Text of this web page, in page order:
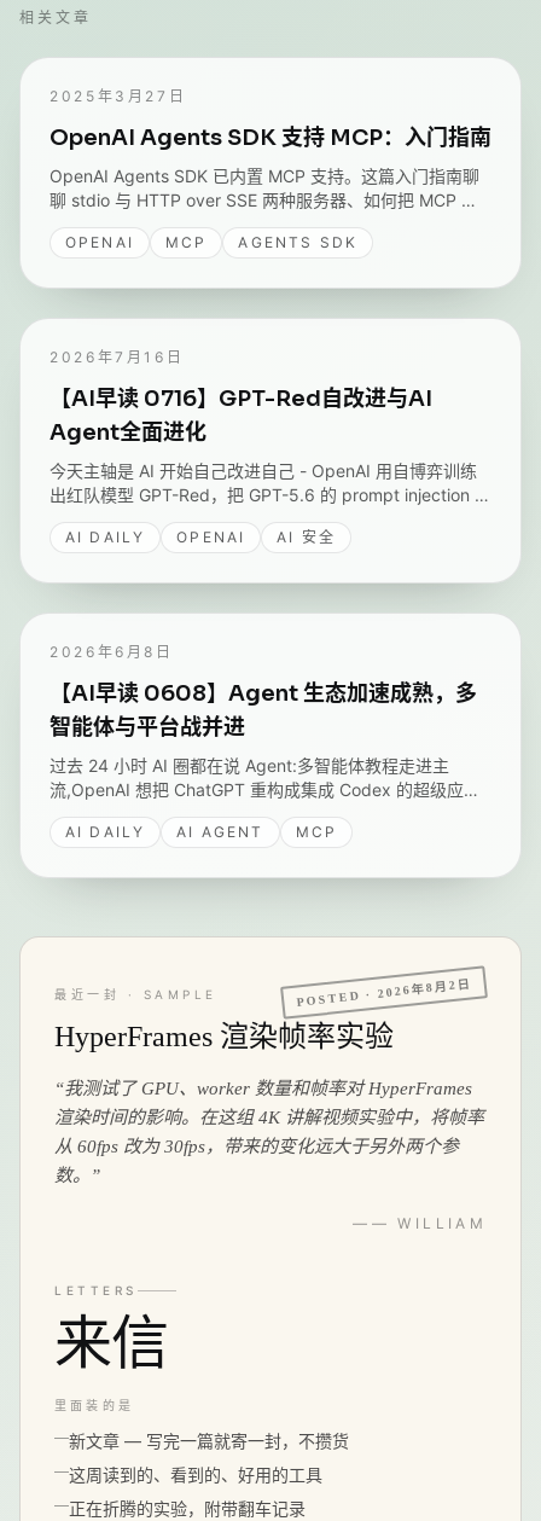
相关文章
2025年3月27日
OpenAI Agents SDK 支持 MCP：入门指南
OpenAI Agents SDK 已内置 MCP 支持。这篇入门指南聊
聊 stdio 与 HTTP over SSE 两种服务器、如何把 MCP 工
具接入 Agent、用缓存优化延迟,以及 SDK 自带的调用跟踪
功能。
OPENAI MCP AGENTS SDK
2026年7月16日
【AI早读 0716】GPT-Red自改进与AI
Agent全面进化
今天主轴是 AI 开始自己改进自己 - OpenAI 用自博弈训练
出红队模型 GPT-Red，把 GPT-5.6 的 prompt injection 失
败率降到四个月前的六分之一；AWS 把视觉、Agent、
MCP 串成 Agentic Vision，Tunguz 抛出 Harness 是新战
AI DAILY OPENAI AI 安全
2026年6月8日
【AI早读 0608】Agent 生态加速成熟，多
智能体与平台战并进
过去 24 小时 AI 圈都在说 Agent:多智能体教程走进主
流,OpenAI 想把 ChatGPT 重构成集成 Codex 的超级应
用,DeepSeek 登顶美国增长最快的软件供应商,Notion 因
Anthropic 模型抖动一度全面禁用。
AI DAILY AI AGENT MCP
POSTED ·2026年8月2日
最近一封 · SAMPLE
HyperFrames 渲染帧率实验
“我测试了 GPU、worker 数量和帧率对 HyperFrames
渲染时间的影响。在这组 4K 讲解视频实验中，将帧率
从 60fps 改为 30fps，带来的变化远大于另外两个参
数。
”
—— WILLIAM
LETTERS
来信
里面装的是
新文章 — 写完一篇就寄一封，不攒货
这周读到的、看到的、好用的工具
正在折腾的实验，附带翻车记录